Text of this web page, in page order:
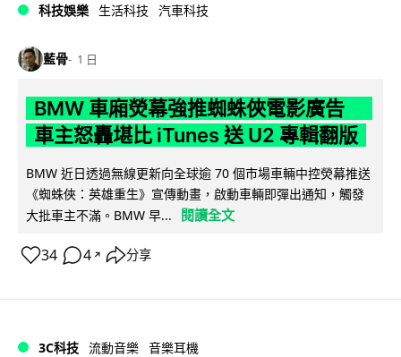
科技娛樂 生活科技 汽車科技
藍骨 1 日
BMW 車廂熒幕強推蜘蛛俠電影廣告
車主怒轟堪比 iTunes 送 U2 專輯翻版
BMW 近日透過無線更新向全球逾 70 個市場車輛中控熒幕推送
《蜘蛛俠：英雄重生》宣傳動畫，啟動車輛即彈出通知，觸發
大批車主不滿。BMW 早...
閱讀全文
34 4 ↗ 分享
3C科技 流動音樂 音樂耳機